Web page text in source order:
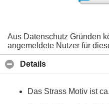
Aus Datenschutz Gründen
angemeldete Nutzer für
Details
Das Strass Motiv ist